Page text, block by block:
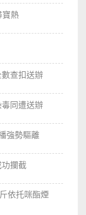
寶熱
查扣送辦
同遭送辦
強勢驅離
攔截
依托咪酯煙